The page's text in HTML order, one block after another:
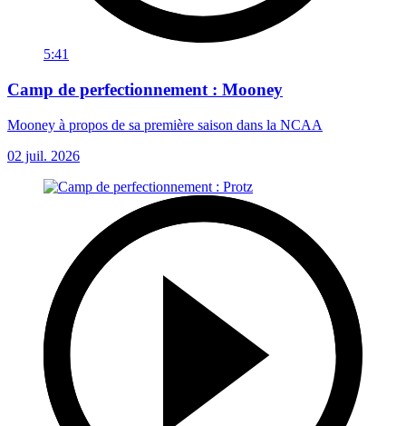
5:41
Camp de perfectionnement : Mooney
Mooney à propos de sa première saison dans la NCAA
02 juil. 2026